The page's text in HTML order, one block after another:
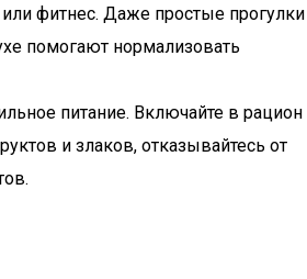
или фитнес. Даже простые прогулки
помогают нормализовать
питание. Включайте в рацион
и злаков, отказывайтесь от